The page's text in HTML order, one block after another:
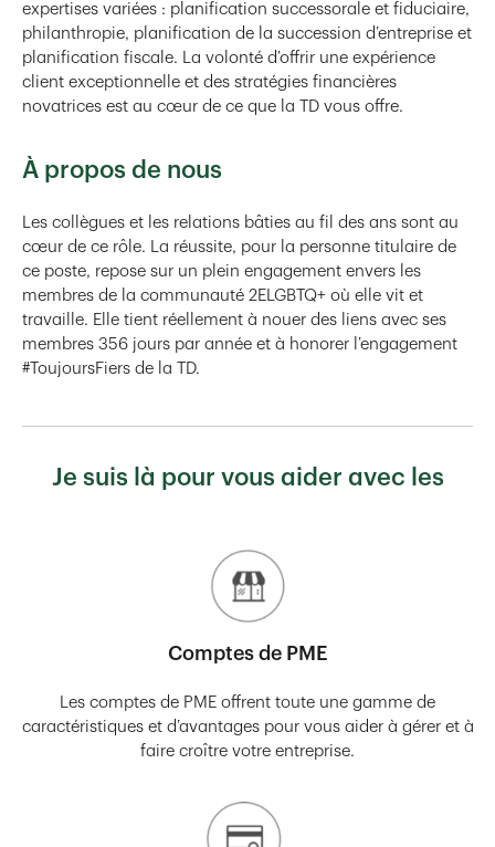
expertises variées : planification successorale et fiduciaire,
philanthropie, planification de la succession d’entreprise et
planification fiscale. La volonté d’offrir une expérience
client exceptionnelle et des stratégies financières
novatrices est au cœur de ce que la TD vous offre.
À propos de nous
Les collègues et les relations bâties au fil des ans sont au
cœur de ce rôle. La réussite, pour la personne titulaire de
ce poste, repose sur un plein engagement envers les
membres de la communauté 2ELGBTQ+ où elle vit et
travaille. Elle tient réellement à nouer des liens avec ses
membres 356 jours par année et à honorer l’engagement
#ToujoursFiers de la TD.
Je suis là pour vous aider avec les
Comptes de PME
Les comptes de PME offrent toute une gamme de
caractéristiques et d’avantages pour vous aider à gérer et à
faire croître votre entreprise.